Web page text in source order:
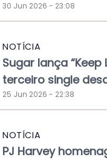
30 Jun 2026 - 23:08
NOTÍCIA
Sugar lança “Keep
terceiro single
25 Jun 2026 - 22:38
NOTÍCIA
PJ Harvey